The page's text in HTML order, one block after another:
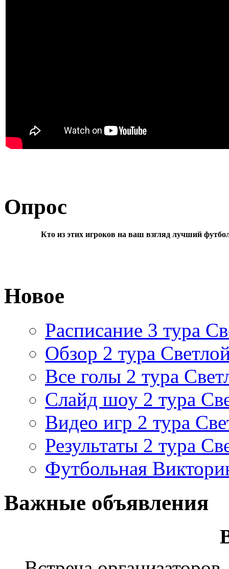
Опрос
Кто из этих игроков на ваш взгляд лучший
Новое
Расписание 3 тура
Обзор 2 тура
Все голы 2 тура
Слайд шоу 2 тура
Видео игр 2 тура
Результаты 2 тура
Футбольная
Важные объявления